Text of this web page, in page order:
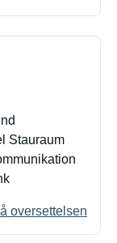
Stauraum
oversettelsen